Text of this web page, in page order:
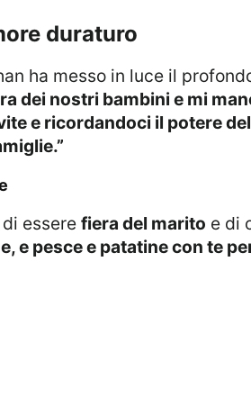
duraturo
ha messo in luce il
dei nostri bambini e mi
e ricordandoci il potere
di essere fiera del marito e di
e pesce e patatine con te